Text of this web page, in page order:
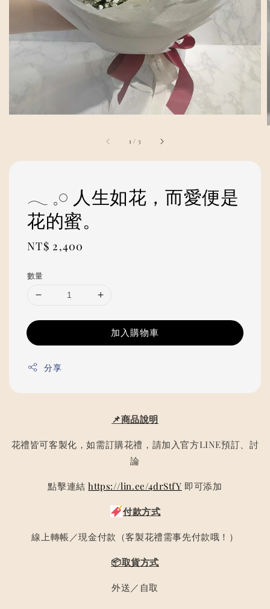
1 / 3
𓂃 𓈒𓏸 人生如花，而愛便是
花的蜜。
Regular
NT$ 2,400
數量
加入購物車
分享
📌商品說明
花禮皆可客製化，如需訂購花禮，請加入官方LINE預訂、討
論
點擊連結https://lin.ee/4drStfY 即可添加
付款方式
線上轉帳／現金付款（客製花禮需事先付款哦！）
📦取貨方式
外送／自取